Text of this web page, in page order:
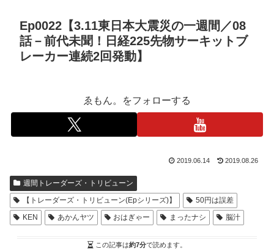
Ep0022【3.11東日本大震災の一週間／08
話－前代未聞！日経225先物サーキットブ
レーカー連続2回発動】
ゑもん。をフォローする
2019.06.14 2019.08.26
週間トレーダーズ・トリビューン
【トレーダーズ・トリビューン(Epシリーズ)】
50円は誤差
KEN
あかんヤツ おはぎゃー まったナシ 脳汁
この記事は約7分で読めます。